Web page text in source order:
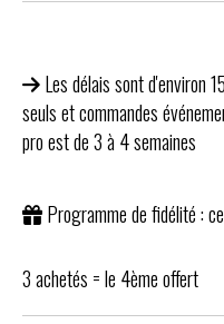
Les délais sont d'environ
seuls et commandes
pro est de 3 à 4 semaines
Programme de fidélité :
3 achetés = le 4ème offert